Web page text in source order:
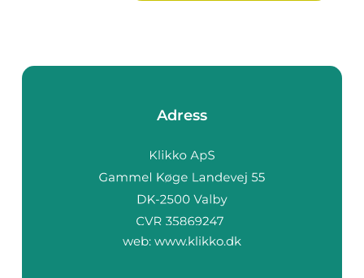
Adress
web: www.klikko.dk